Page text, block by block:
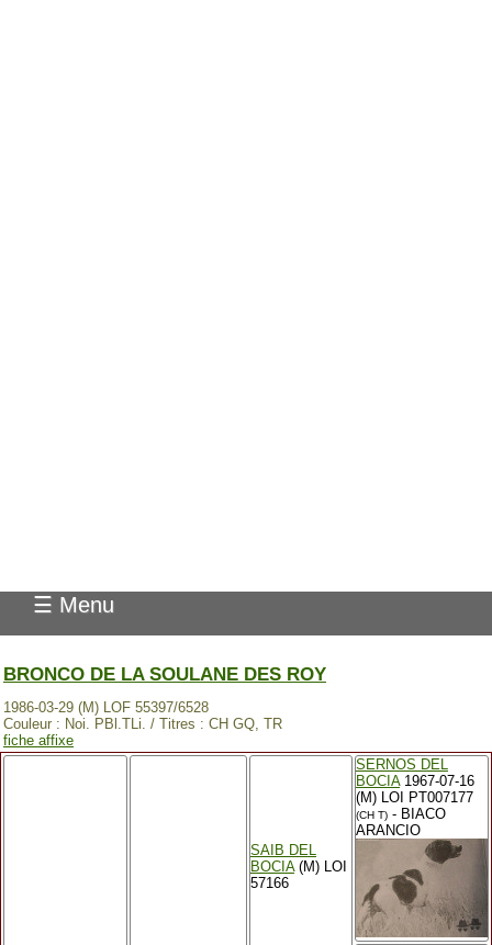
☰ Menu
BRONCO DE LA SOULANE DES ROY
1986-03-29 (M) LOF 55397/6528
Couleur : Noi. PBl.TLi. / Titres : CH GQ, TR
fiche affixe
SAIB DEL
BOCIA(M) LOI
57166
SERNOS DEL
BOCIA1967-07-16
(M) LOI PT007177
(CH T) - BIACO
ARANCIO